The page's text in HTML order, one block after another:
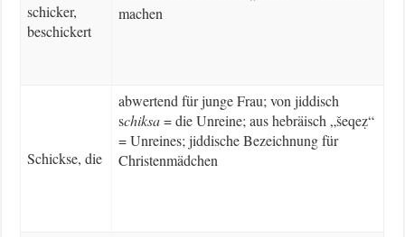
schicker,
beschickert
machen
Schickse, die
abwertend für junge Frau; von jiddisch
schiksa= die Unreine; aus hebräisch „šeqeẓ“
= Unreines; jiddische Bezeichnung für
Christenmädchen